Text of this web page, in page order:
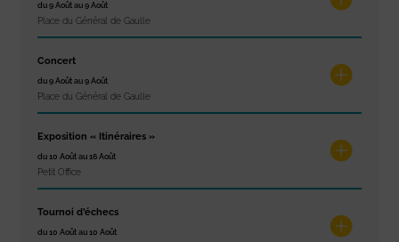
du 9 Août au 9 Août
Place du Général de Gaulle
Concert
du 9 Août au 9 Août
Place du Général de Gaulle
Exposition « Itinéraires »
du 10 Août au 16 Août
Petit Office
Tournoi d’échecs
du 10 Août au 10 Août